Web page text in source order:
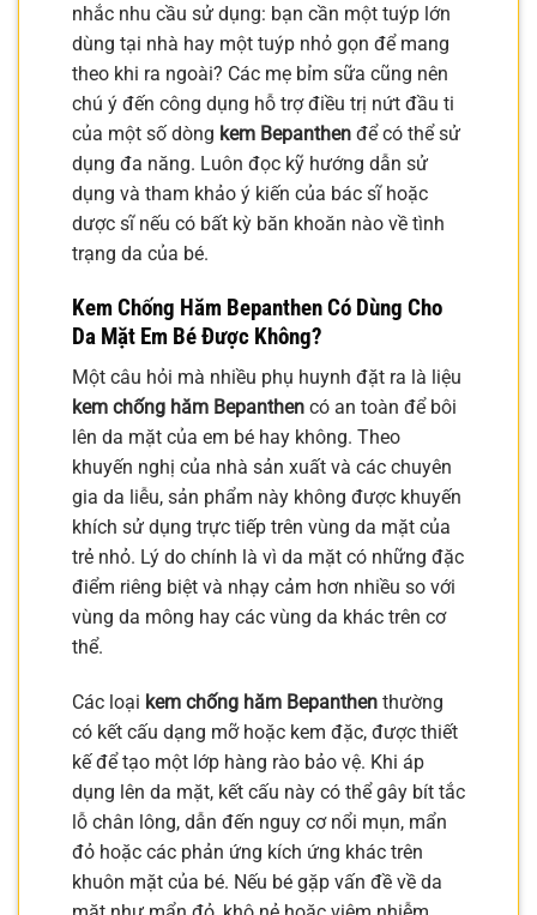
nhắc nhu cầu sử dụng: bạn cần một tuýp lớn
dùng tại nhà hay một tuýp nhỏ gọn để mang
theo khi ra ngoài? Các mẹ bỉm sữa cũng nên
chú ý đến công dụng hỗ trợ điều trị nứt đầu ti
của một số dòng kem Bepanthen để có thể sử
dụng đa năng. Luôn đọc kỹ hướng dẫn sử
dụng và tham khảo ý kiến của bác sĩ hoặc
dược sĩ nếu có bất kỳ băn khoăn nào về tình
trạng da của bé.
Kem Chống Hăm Bepanthen Có Dùng Cho
Da Mặt Em Bé Được Không?
Một câu hỏi mà nhiều phụ huynh đặt ra là liệu
kem chống hăm Bepanthen có an toàn để bôi
lên da mặt của em bé hay không. Theo
khuyến nghị của nhà sản xuất và các chuyên
gia da liễu, sản phẩm này không được khuyến
khích sử dụng trực tiếp trên vùng da mặt của
trẻ nhỏ. Lý do chính là vì da mặt có những đặc
điểm riêng biệt và nhạy cảm hơn nhiều so với
vùng da mông hay các vùng da khác trên cơ
thể.
Các loại kem chống hăm Bepanthen thường
có kết cấu dạng mỡ hoặc kem đặc, được thiết
kế để tạo một lớp hàng rào bảo vệ. Khi áp
dụng lên da mặt, kết cấu này có thể gây bít tắc
lỗ chân lông, dẫn đến nguy cơ nổi mụn, mẩn
đỏ hoặc các phản ứng kích ứng khác trên
khuôn mặt của bé. Nếu bé gặp vấn đề về da